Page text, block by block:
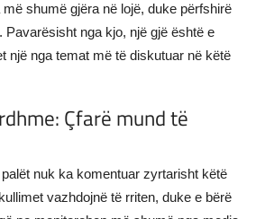
shumë gjëra në lojë, duke përfshirë
Pavarësisht nga kjo, një gjë është e
një nga temat më të diskutuar në këtë
Çfarë mund të
nuk ka komentuar zyrtarisht këtë
vazhdojnë të rriten, duke e bërë